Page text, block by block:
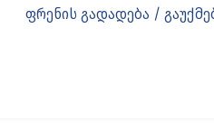
ფრენის გადადება /